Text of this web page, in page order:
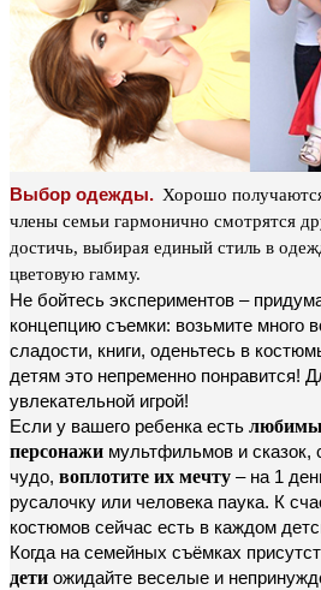
Выбор одежды. Хорошо
члены семьи гармонично смотрятся
достичь, выбирая единый стиль в
цветовую гамму.
Не бойтесь экспериментов –
концепцию съемки: возьмите много
сладости, книги, оденьтесь в
детям это непременно понравится!
увлекательной игрой!
Если у вашего ребенка есть
персонажи мультфильмов и сказок,
чудо, воплотите их мечту – на 1
русалочку или человека паука. К
костюмов сейчас есть в каждом
Когда на семейных съёмках
дети ожидайте веселые и